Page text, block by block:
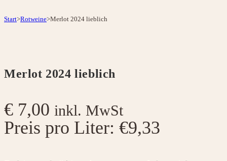
Start>Rotweine>Merlot 2024 lieblich
Merlot 2024 lieblich
€ 7,00 inkl. MwSt
Preis pro Liter: €9,33